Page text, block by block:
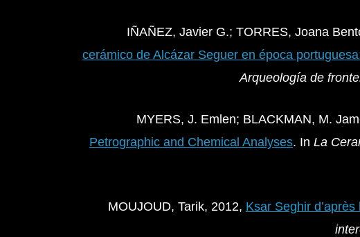
IÑAÑEZ, Javier G.; TORRES, Joana
cerámico de Alcázar Seguer en época
Arqueología de
MYERS, J. Emlen; BLACKMAN, M.
Petrographic and Chemical Analyses. In La
MOUJOUD, Tarik, 2012, Ksar Seghir